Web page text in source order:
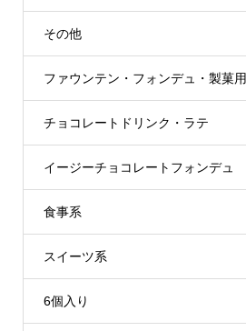
その他
ファウンテン・フォンデュ・製菓用
チョコレートドリンク・ラテ
イージーチョコレートフォンデュ
食事系
スイーツ系
6個入り